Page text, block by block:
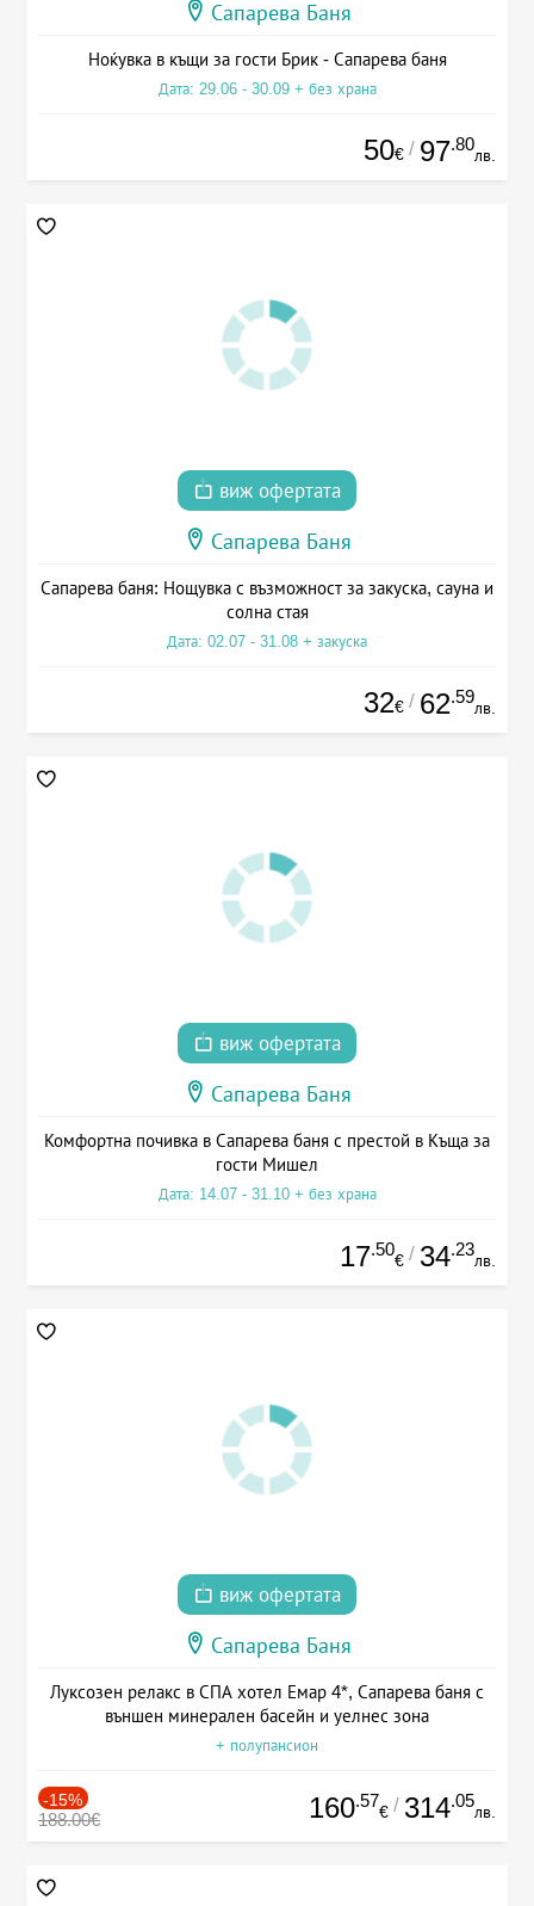
Сапарева Баня
Ноќувка в къщи за гости Брик - Сапарева баня
Дата: 29.06 - 30.09 + без храна
50€ / 97.80
лв.
виж офертата
Сапарева Баня
Сапарева баня: Нощувка с възможност за закуска, сауна и
солна стая
Дата: 02.07 - 31.08 + закуска
32€ / 62.59
лв.
виж офертата
Сапарева Баня
Комфортна почивка в Сапарева баня с престой в Къща за
гости Мишел
Дата: 14.07 - 31.10 + без храна
17.50
€ / 34.23
лв.
виж офертата
Сапарева Баня
Луксозен релакс в СПА хотел Емар 4*, Сапарева баня с
външен минерален басейн и уелнес зона
+ полупансион
-15%
188.00€ 160.57
€ / 314.05
лв.